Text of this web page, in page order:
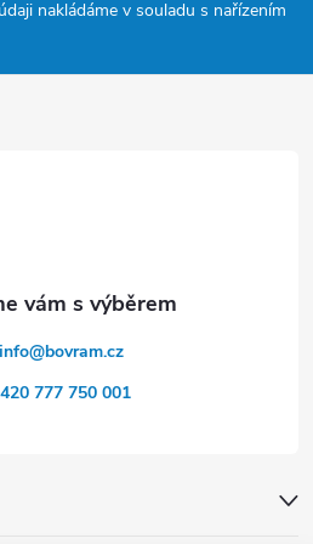
nakládáme v souladu s nařízením
info@bovram.cz
777 750 001